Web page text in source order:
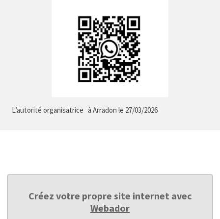
L’autorité organisatrice à Arradon le 27/03/2026
Créez votre propre site internet avec
Webador